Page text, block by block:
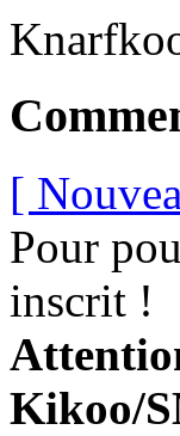
[
Pour
inscrit !
Kikoo/